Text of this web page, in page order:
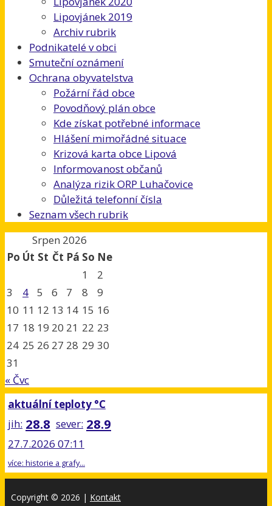
Lipovjánek 2019
Archiv rubrik
Podnikatelé v obci
Smuteční oznámení
Ochrana obyvatelstva
Požární řád obce
Povodňový plán obce
Kde získat potřebné informace
Hlášení mimořádné situace
Krizová karta obce Lipová
Informovanost občanů
Analýza rizik ORP Luhačovice
Důležitá telefonní čísla
Seznam všech rubrik
Srpen 2026
Po Út St Čt Pá So Ne
1
2
3
4 5 6 7 8
9
10 11 12 13 14 15 16
17 18 19 20 21 22 23
24 25 26 27 28 29 30
31
« Čvc
aktuální teploty °C
jih: 28.8 sever: 28.9
27.7.2026 07:11
více: historie a grafy...
Copyright © 2026 | Kontakt